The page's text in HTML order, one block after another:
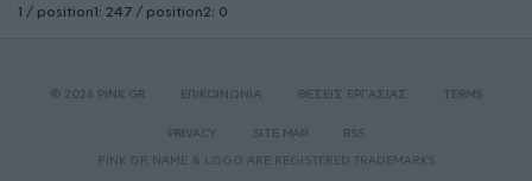
1 / position1: 247 / position2: 0
© 2026 PINK.GR ΕΠΙΚΟΙΝΩΝΙΑ ΘΕΣΕΙΣ ΕΡΓΑΣΙΑΣ TERMS
PRIVACY SITE MAP
RSS
PINK.GR NAME & LOGO ARE REGISTERED TRADEMARKS